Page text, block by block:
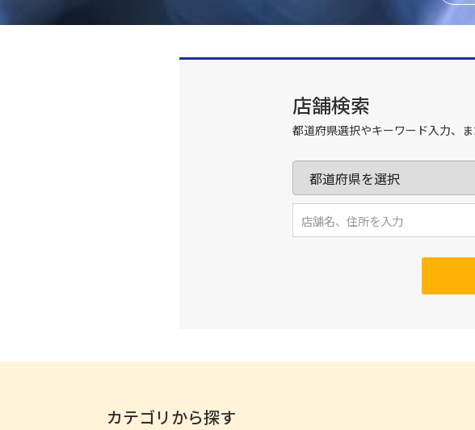
店舗検索
都道府県選択やキーワード入力、
カテゴリから探す